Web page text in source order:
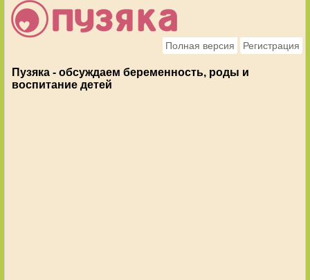
Полная версия Регистрация
Пузяка - обсуждаем беременность, роды и
воспитание детей